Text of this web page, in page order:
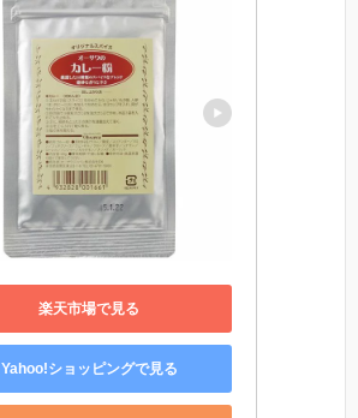
楽天市場で見る
Yahoo!ショッピングで見る